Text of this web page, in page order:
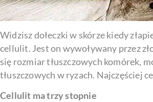
Widzisz dołeczki w skórze kiedy
cellulit. Jest on wywoływany przez
się rozmiar tłuszczowych komórek,
tłuszczowych w ryzach. Najczęściej
Cellulit ma trzy stopnie